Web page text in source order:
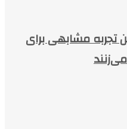
تجربه مشابهی برای